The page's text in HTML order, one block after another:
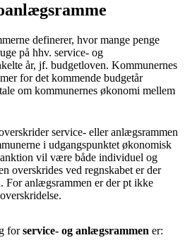
definerer, hvor mange penge
på hhv. service- og
år, jf. budgetloven. Kommunernes
for det kommende budgetår
om kommunernes økonomi mellem
service- eller anlægsrammen
i udgangspunktet økonomisk
vil være både individuel og
overskrides ved regnskabet er der
For anlægsrammen er der pt ikke
forservice- og anlægsrammen er: